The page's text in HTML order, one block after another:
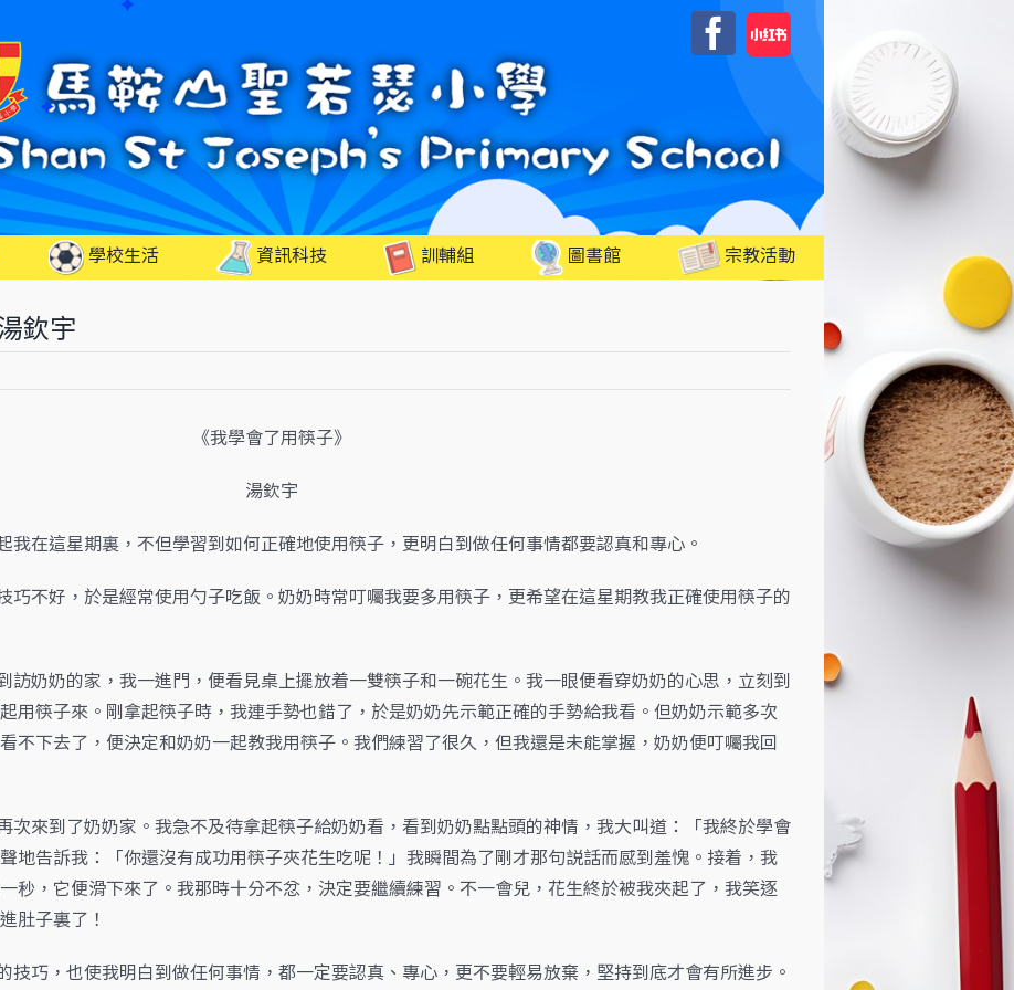
Facebook
自
訂
學校生活 資訊科技 訓輔組 圖書館 宗教活動
欽宇
《我學會了用筷子》
湯欽宇
在這星期裏，不但學習到如何正確地使用筷子，更明白到做任何事情都要認真和專心。
不好，於是經常使用勺子吃飯。奶奶時常叮囑我要多用筷子，更希望在這星期教我正確使用筷子的
奶奶的家，我一進門，便看見桌上擺放着一雙筷子和一碗花生。我一眼便看穿奶奶的心思，立刻到
用筷子來。剛拿起筷子時，我連手勢也錯了，於是奶奶先示範正確的手勢給我看。但奶奶示範多次
不下去了，便決定和奶奶一起教我用筷子。我們練習了很久，但我還是未能掌握，奶奶便叮囑我回
來到了奶奶家。我急不及待拿起筷子給奶奶看，看到奶奶點點頭的神情，我大叫道：「我終於學會
地告訴我：「你還沒有成功用筷子夾花生吃呢！」我瞬間為了剛才那句説話而感到羞愧。接着，我
秒，它便滑下來了。我那時十分不忿，決定要繼續練習。不一會兒，花生終於被我夾起了，我笑逐
肚子裏了！
巧，也使我明白到做任何事情，都一定要認真、專心，更不要輕易放棄，堅持到底才會有所進步。